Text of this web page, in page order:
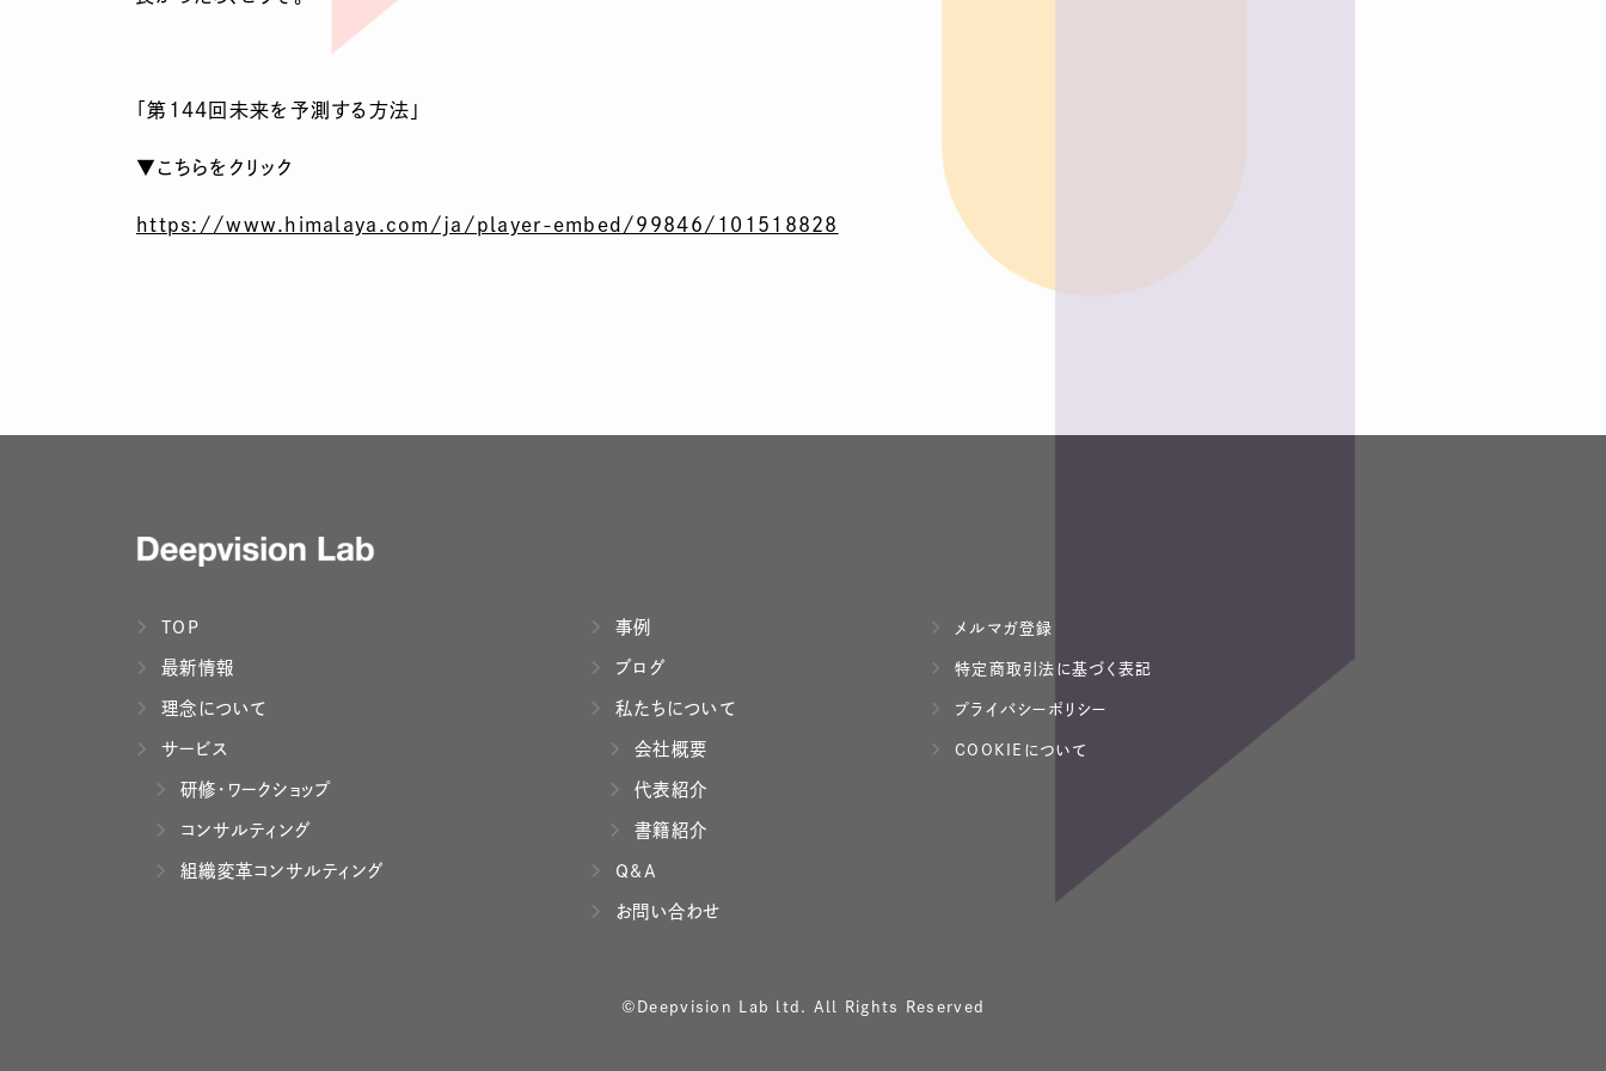
「第144回未来を予測する方法」
▼こちらをクリック
https://www.himalaya.com/ja/player-embed/99846/101518828
TOP
最新情報
理念について
サービス
研修・ワークショップ
コンサルティング
組織変革コンサルティング
事例
ブログ
私たちについて
会社概要
代表紹介
書籍紹介
Q&A
お問い合わせ
メルマガ登録
特定商取引法に基づく表記
プライバシーポリシー
COOKIEについて
©Deepvision Lab ltd. All Rights Reserved